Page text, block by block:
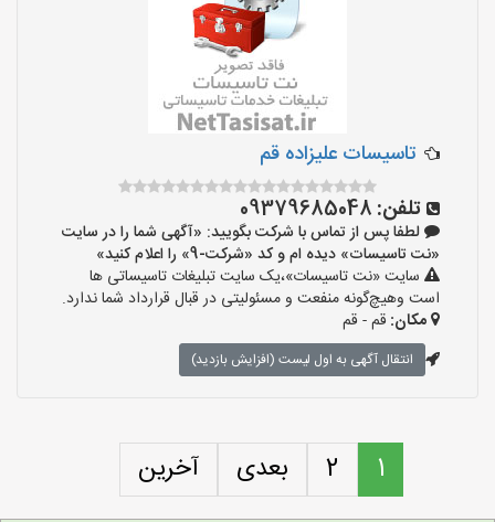
تاسیسات علیزاده قم
تلفن: 09379685048
لطفا پس از تماس با شرکت بگویید: «آگهی شما را در سایت
«نت تاسیسات» دیده ام و کد «شرکت-9» را اعلام کنید»
سایت «نت تاسیسات»،یک سایت تبلیغات تاسیساتی ها
است وهیچ‌گونه منفعت و مسئولیتی در قبال قرارداد شما ندارد.
مکان: قم - قم
انتقال آگهی به اول لیست (افزایش بازدید)
1
2 بعدی آخرین